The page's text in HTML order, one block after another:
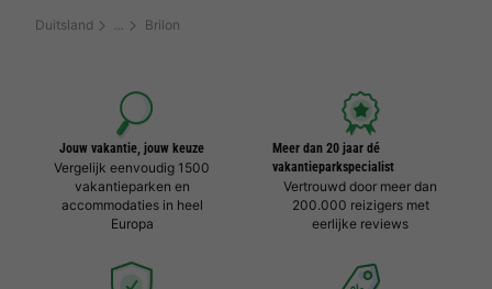
Duitsland Brilon
Jouw vakantie, jouw keuze
Vergelijk eenvoudig 1500
vakantieparken en
accommodaties in heel
Europa
Meer dan 20 jaar dé
vakantieparkspecialist
Vertrouwd door meer dan
200.000 reizigers met
eerlijke reviews